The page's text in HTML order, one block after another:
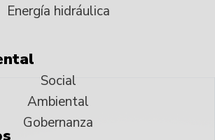
Energía hidráulica
Social
Ambiental
Gobernanza